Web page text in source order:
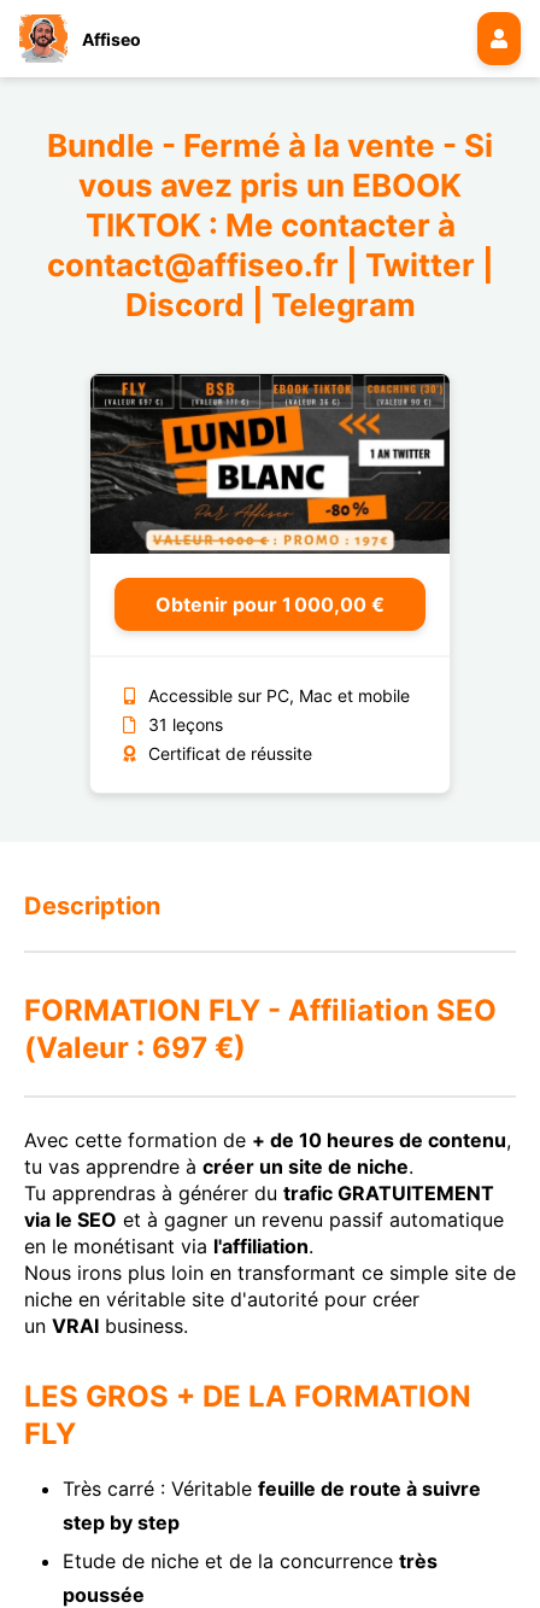
Affiseo
Bundle - Fermé à la vente - Si
vous avez pris un EBOOK
TIKTOK : Me contacter à
contact@affiseo.fr | Twitter |
Discord | Telegram
Obtenir pour 1 000,00 €
Accessible sur PC, Mac et mobile
31 leçons
Certificat de réussite
Description
FORMATION FLY - Affiliation SEO
(Valeur : 697 €)
Avec cette formation de + de 10 heures de contenu,
tu vas apprendre à créer un site de niche.
Tu apprendras à générer du trafic GRATUITEMENT
via le SEO et à gagner un revenu passif automatique
en le monétisant via l'affiliation.
Nous irons plus loin en transformant ce simple site de
niche en véritable site d'autorité pour créer
un VRAI business.
LES GROS + DE LA FORMATION
FLY
Très carré : Véritable feuille de route à suivre
step by step
Etude de niche et de la concurrence très
poussée